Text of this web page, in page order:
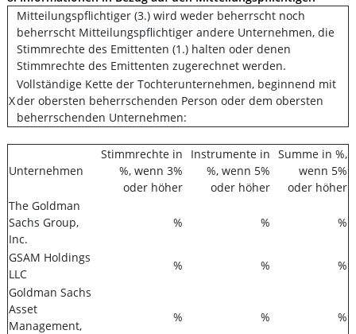
Mitteilungspflichtiger (3.) wird weder beherrscht noch
beherrscht Mitteilungspflichtiger andere Unternehmen, die
Stimmrechte des Emittenten (1.) halten oder denen
Stimmrechte des Emittenten zugerechnet werden.
X
Vollständige Kette der Tochterunternehmen, beginnend mit
der obersten beherrschenden Person oder dem obersten
beherrschenden Unternehmen:
Unternehmen
Stimmrechte in
%, wenn 3%
oder höher
Instrumente in
%, wenn 5%
oder höher
Summe in %,
wenn 5%
oder höher
The Goldman
Sachs Group,
Inc.
% % %
GSAM Holdings
LLC
% %
%
Goldman Sachs
Asset
Management,
% % %